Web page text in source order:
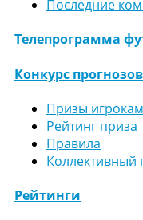
Последние
Телепрограмма
Конкурс прогнозов
Призы игрокам
Рейтинг приза
Правила
Коллективный
Рейтинги